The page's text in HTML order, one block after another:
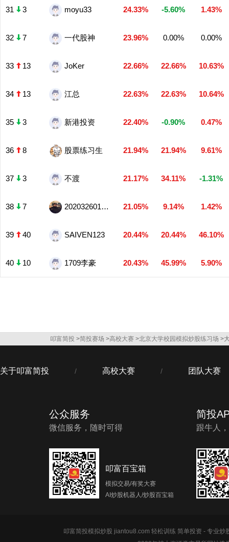
31 3 moyu33 24.33% -5.60% 1.43%
32 7 一代股神 23.96% 0.00% 0.00%
33 13 JoKer 22.66% 22.66% 10.63%
34 13 江总 22.63% 22.63% 10.64%
35 3 新港投资 22.40% -0.90% 0.47%
36 8 股票练习生 21.94% 21.94% 9.61%
37 3 不渡 21.17% 34.11% -1.31%
38 7 2020326012篮子 21.05% 9.14% 1.42%
39 40 SAIVEN123 20.44% 20.44% 46.10%
40 10 1709李豪 20.43% 45.99% 5.90%
叩富简投 >简投赛场 >高校大赛 >北京大学校园模拟炒股练习场 >
关于叩富简投 / 高校大赛 / 团队大赛
公众服务
微信服务，随时可得
叩富百宝箱
模拟交易/有奖大赛
AI炒股机器人/炒股百宝箱
简投
跟牛人
叩富简投模拟炒股 jiantou8.com 轻松训练 简单投资 - 专业炒